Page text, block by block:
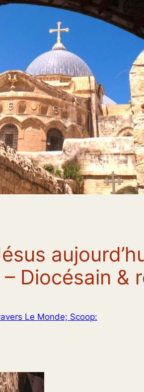
Diocésain &
Le Monde; Scoop: